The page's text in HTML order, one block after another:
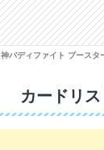
神バディファイト ブースタ
カードリス